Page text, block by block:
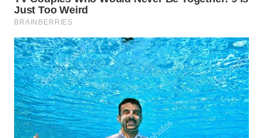
WAHANANEWS
NET
WAHANA
SPORT
WAHANA
UMKM